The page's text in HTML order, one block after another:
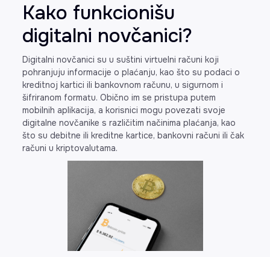
Kako funkcionišu
digitalni novčanici?
Digitalni novčanici su u suštini virtuelni računi koji
pohranjuju informacije o plaćanju, kao što su podaci o
kreditnoj kartici ili bankovnom računu, u sigurnom i
šifriranom formatu. Obično im se pristupa putem
mobilnih aplikacija, a korisnici mogu povezati svoje
digitalne novčanike s različitim načinima plaćanja, kao
što su debitne ili kreditne kartice, bankovni računi ili čak
računi u kriptovalutama.